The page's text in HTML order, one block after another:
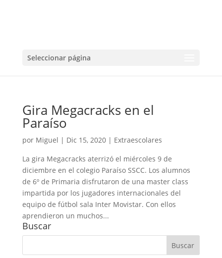
Seleccionar página
Gira Megacracks en el
Paraíso
por Miguel | Dic 15, 2020| Extraescolares
La gira Megacracks aterrizó el miércoles 9 de
diciembre en el colegio Paraíso SSCC. Los alumnos
de 6º de Primaria disfrutaron de una master class
impartida por los jugadores internacionales del
equipo de fútbol sala Inter Movistar. Con ellos
aprendieron un muchos...
Buscar